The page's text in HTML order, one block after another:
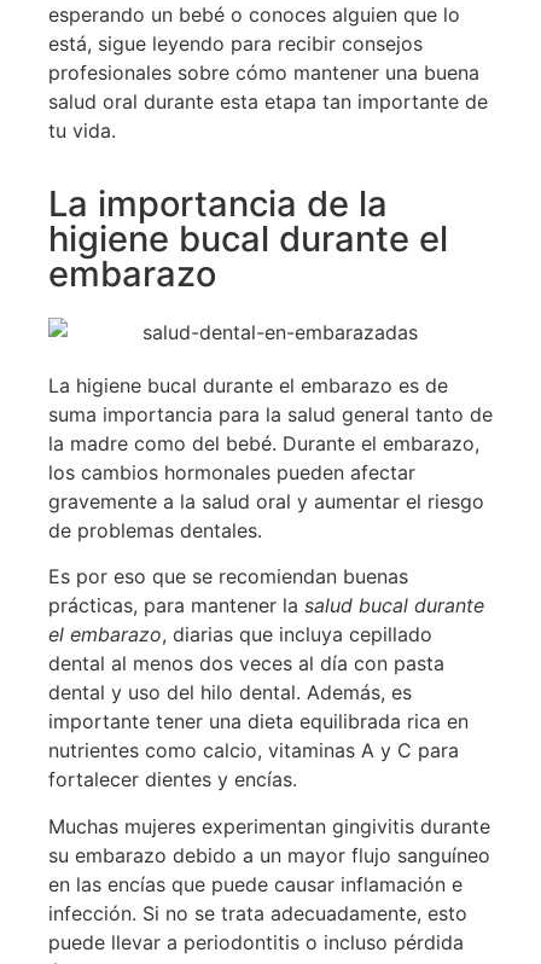
esperando un bebé o conoces alguien que lo
está, sigue leyendo para recibir consejos
profesionales sobre cómo mantener una buena
salud oral durante esta etapa tan importante de
tu vida.
La importancia de la
higiene bucal durante el
embarazo
La higiene bucal durante el embarazo es de
suma importancia para la salud general tanto de
la madre como del bebé. Durante el embarazo,
los cambios hormonales pueden afectar
gravemente a la salud oral y aumentar el riesgo
de problemas dentales.
Es por eso que se recomiendan buenas
prácticas, para mantener la salud bucal durante
el embarazo, diarias que incluya cepillado
dental al menos dos veces al día con pasta
dental y uso del hilo dental. Además, es
importante tener una dieta equilibrada rica en
nutrientes como calcio, vitaminas A y C para
fortalecer dientes y encías.
Muchas mujeres experimentan gingivitis durante
su embarazo debido a un mayor flujo sanguíneo
en las encías que puede causar inflamación e
infección. Si no se trata adecuadamente, esto
puede llevar a periodontitis o incluso pérdida